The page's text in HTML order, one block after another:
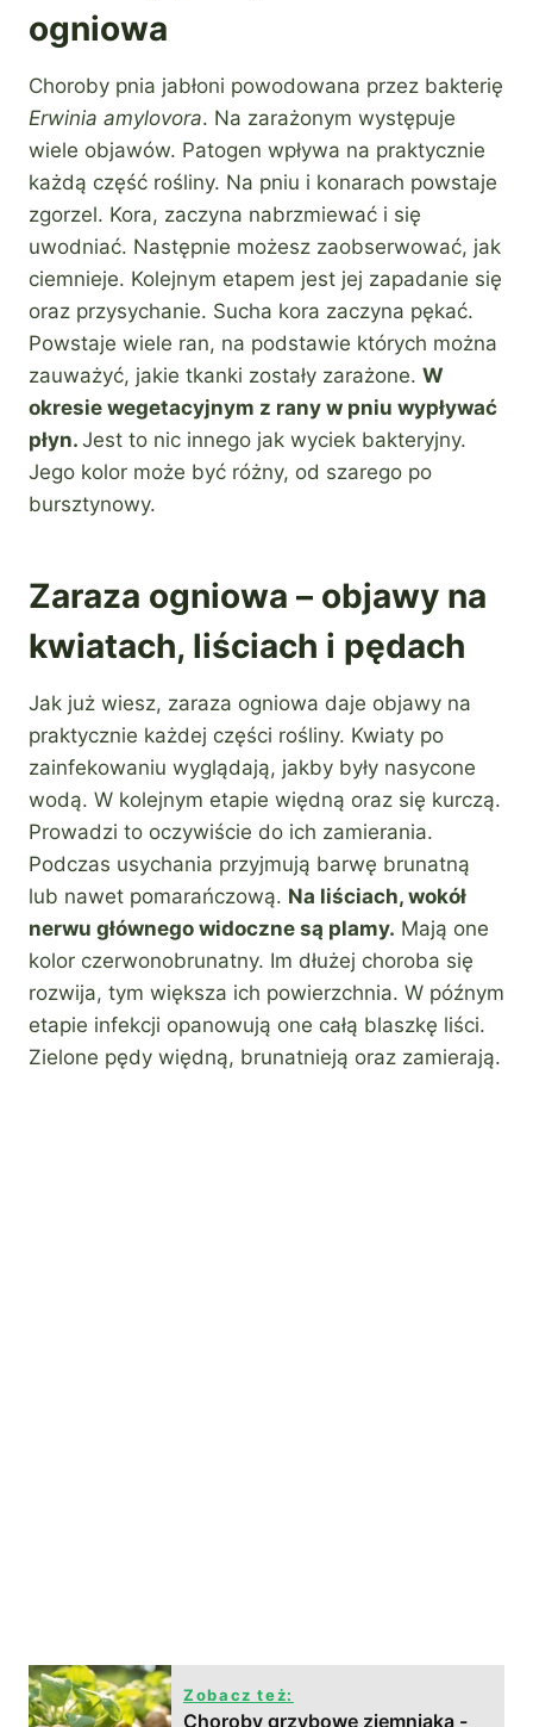
ogniowa
Choroby pnia jabłoni powodowana przez bakterię
Erwinia amylovora. Na zarażonym występuje
wiele objawów. Patogen wpływa na praktycznie
każdą część rośliny. Na pniu i konarach powstaje
zgorzel. Kora, zaczyna nabrzmiewać i się
uwodniać. Następnie możesz zaobserwować, jak
ciemnieje. Kolejnym etapem jest jej zapadanie się
oraz przysychanie. Sucha kora zaczyna pękać.
Powstaje wiele ran, na podstawie których można
zauważyć, jakie tkanki zostały zarażone. W
okresie wegetacyjnym z rany w pniu wypływać
płyn. Jest to nic innego jak wyciek bakteryjny.
Jego kolor może być różny, od szarego po
bursztynowy.
Zaraza ogniowa – objawy na
kwiatach, liściach i pędach
Jak już wiesz, zaraza ogniowa daje objawy na
praktycznie każdej części rośliny. Kwiaty po
zainfekowaniu wyglądają, jakby były nasycone
wodą. W kolejnym etapie więdną oraz się kurczą.
Prowadzi to oczywiście do ich zamierania.
Podczas usychania przyjmują barwę brunatną
lub nawet pomarańczową. Na liściach, wokół
nerwu głównego widoczne są plamy. Mają one
kolor czerwonobrunatny. Im dłużej choroba się
rozwija, tym większa ich powierzchnia. W późnym
etapie infekcji opanowują one całą blaszkę liści.
Zielone pędy więdną, brunatnieją oraz zamierają.
Zobacz też:
Choroby grzybowe ziemniaka -